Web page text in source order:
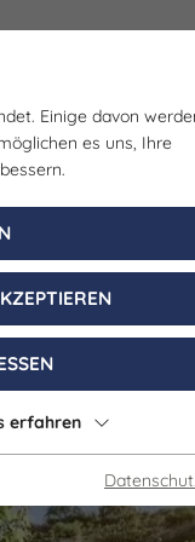
Tagungen &
Einige davon
es uns, Ihre
erfahren